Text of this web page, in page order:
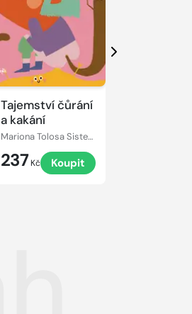
Tajemství čůrání
a kakání
Mariona Tolosa Sisteré
237 Kč Koupit
Další